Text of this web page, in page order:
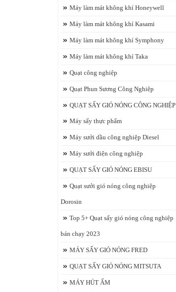
Máy làm mát không khí Honeywell
Máy làm mát không khí Kasami
Máy làm mát không khí Symphony
Máy làm mát không khí Taka
Quạt công nghiệp
Quạt Phun Sương Công Nghiệp
QUẠT SẤY GIÓ NÓNG CÔNG NGHIỆP
Máy sấy thực phẩm
Máy sưởi dầu công nghiệp Diesel
Máy sưởi điện công nghiệp
QUẠT SẤY GIÓ NÓNG EBISU
Quạt sưởi gió nóng công nghiệp
Dorosin
Top 5+ Quạt sấy gió nóng công nghiệp
bán chạy 2023
MÁY SẤY GIÓ NÓNG FRED
QUẠT SẤY GIÓ NÓNG MITSUTA
MÁY HÚT ẨM